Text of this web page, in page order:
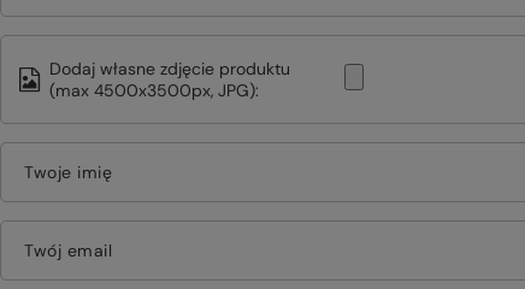
Dodaj własne zdjęcie produktu
(max 4500x3500px, JPG):
Twoje imię
Twój email